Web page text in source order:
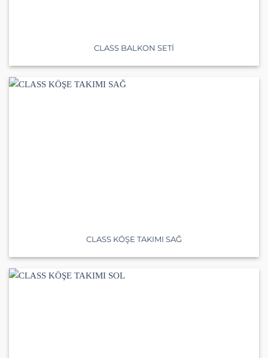
CLASS BALKON SETİ
CLASS KÖŞE TAKIMI SAĞ